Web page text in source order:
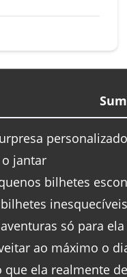
personalizado
jantar
bilhetes
inesquecíveis
só para ela
ao máximo o
que ela realmente